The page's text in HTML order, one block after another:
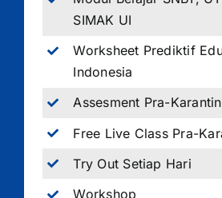
SIMAK UI
Worksheet Prediktif
Indonesia
Assesment Pra-
Free Live Class Pra-
Try Out Setiap Hari
Workshop